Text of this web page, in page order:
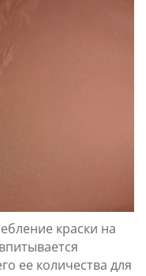
краски на
ее количества для